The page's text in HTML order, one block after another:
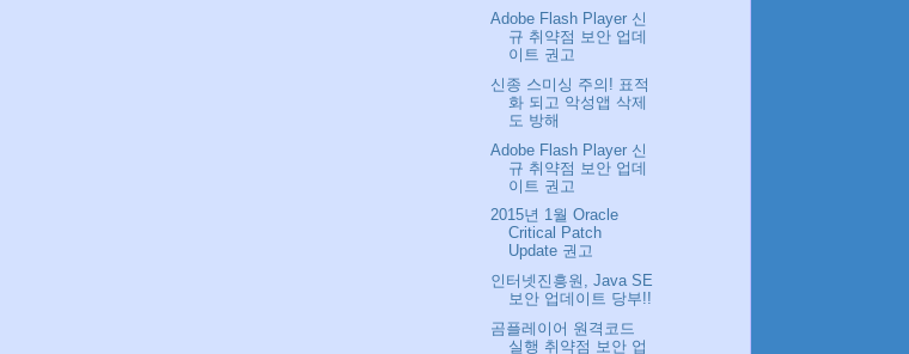
Adobe Flash Player 신
규 취약점 보안 업데
이트 권고
신종 스미싱 주의! 표적
화 되고 악성앱 삭제
도 방해
Adobe Flash Player 신
규 취약점 보안 업데
이트 권고
2015년 1월 Oracle
Critical Patch
Update 권고
인터넷진흥원, Java SE
보안 업데이트 당부!!
곰플레이어 원격코드
실행 취약점 보안 업